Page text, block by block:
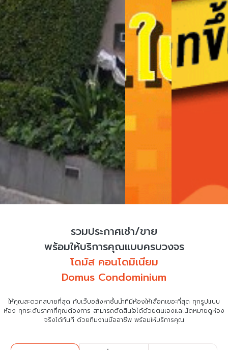
รวมประกาศเช่า/ขาย
พร้อมให้บริการคุณแบบครบวงจร
โดมัส คอนโดมิเนียม
Domus Condominium
ให้คุณสะดวกสบายที่สุด กับเว็บอสังหาชั้นนำที่มีห้องให้เลือกเยอะที่สุด ทุกรูปแบบ
ห้อง ทุกระดับราคาที่คุณต้องการ สามารถตัดสินใจได้ด้วยตนเองและนัดหมายดูห้อง
จริงได้ทันที ด้วยทีมงานมืออาชีพ พร้อมให้บริการคุณ